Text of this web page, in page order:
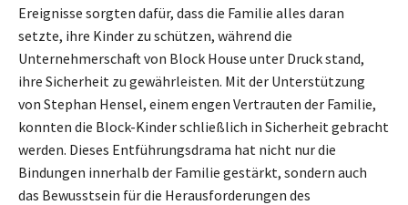
Ereignisse sorgten dafür, dass die Familie alles daran
setzte, ihre Kinder zu schützen, während die
Unternehmerschaft von Block House unter Druck stand,
ihre Sicherheit zu gewährleisten. Mit der Unterstützung
von Stephan Hensel, einem engen Vertrauten der Familie,
konnten die Block-Kinder schließlich in Sicherheit gebracht
werden. Dieses Entführungsdrama hat nicht nur die
Bindungen innerhalb der Familie gestärkt, sondern auch
das Bewusstsein für die Herausforderungen des